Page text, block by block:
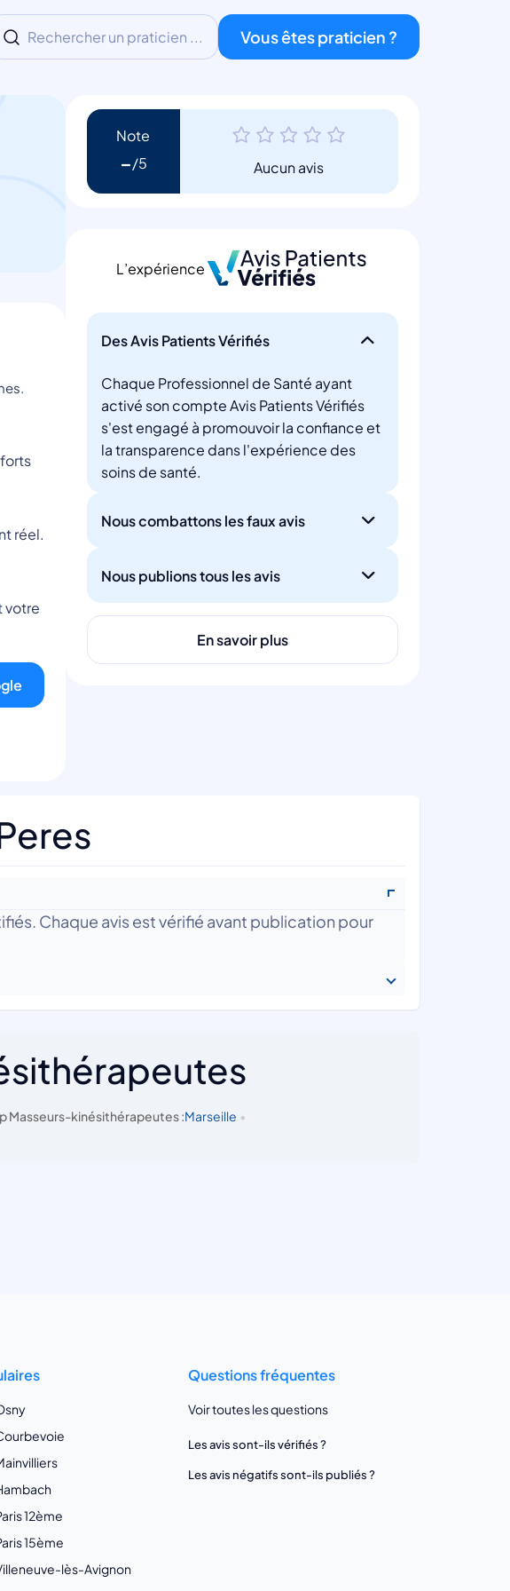
Rechercher un praticien ... Vous êtes praticien ?
réel.
votre
Note
- Aucun avis
L’expérience
Des Avis Patients Vérifiés
Chaque Professionnel de Santé ayant
activé son compte Avis Patients Vérifiés
s'est engagé à promouvoir la confiance et
la transparence dans l'expérience des
soins de santé.
Nous combattons les faux avis
Nous publions tous les avis
En savoir plus
Chaque avis est vérifié avant publication pour
Masseurs-kinésithérapeutes :Marseille •
12ème
15ème
lès-Avignon
Questions fréquentes
Voir toutes les questions
Les avis sont-ils vérifiés ?
Les avis négatifs sont-ils publiés ?